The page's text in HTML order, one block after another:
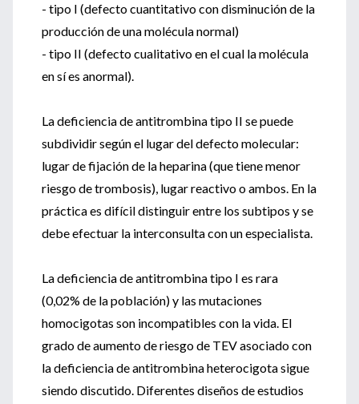
- tipo I (defecto cuantitativo con disminución de la
producción de una molécula normal)
- tipo II (defecto cualitativo en el cual la molécula
en sí es anormal).
La deficiencia de antitrombina tipo II se puede
subdividir según el lugar del defecto molecular:
lugar de fijación de la heparina (que tiene menor
riesgo de trombosis), lugar reactivo o ambos. En la
práctica es difícil distinguir entre los subtipos y se
debe efectuar la interconsulta con un especialista.
La deficiencia de antitrombina tipo I es rara
(0,02% de la población) y las mutaciones
homocigotas son incompatibles con la vida. El
grado de aumento de riesgo de TEV asociado con
la deficiencia de antitrombina heterocigota sigue
siendo discutido. Diferentes diseños de estudios